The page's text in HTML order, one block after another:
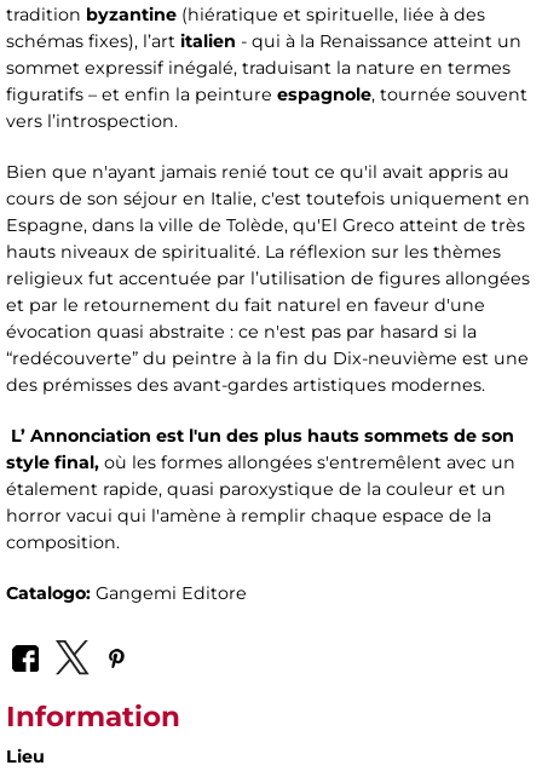
tradition byzantine (hiératique et spirituelle, liée à des
schémas fixes), l’art italien - qui à la Renaissance atteint un
sommet expressif inégalé, traduisant la nature en termes
figuratifs – et enfin la peinture espagnole, tournée souvent
vers l’introspection.
Bien que n'ayant jamais renié tout ce qu'il avait appris au
cours de son séjour en Italie, c'est toutefois uniquement en
Espagne, dans la ville de Tolède, qu'El Greco atteint de très
hauts niveaux de spiritualité. La réflexion sur les thèmes
religieux fut accentuée par l’utilisation de figures allongées
et par le retournement du fait naturel en faveur d'une
évocation quasi abstraite : ce n'est pas par hasard si la
“redécouverte” du peintre à la fin du Dix-neuvième est une
des prémisses des avant-gardes artistiques modernes.
L’ Annonciation est l'un des plus hauts sommets de son
style final, où les formes allongées s'entremêlent avec un
étalement rapide, quasi paroxystique de la couleur et un
horror vacui qui l'amène à remplir chaque espace de la
composition.
Catalogo: Gangemi Editore
Information
Lieu